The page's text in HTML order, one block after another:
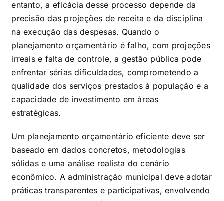
entanto, a eficácia desse processo depende da
precisão das projeções de receita e da disciplina
na execução das despesas. Quando o
planejamento orçamentário é falho, com projeções
irreais e falta de controle, a gestão pública pode
enfrentar sérias dificuldades, comprometendo a
qualidade dos serviços prestados à população e a
capacidade de investimento em áreas
estratégicas.
Um planejamento orçamentário eficiente deve ser
baseado em dados concretos, metodologias
sólidas e uma análise realista do cenário
econômico. A administração municipal deve adotar
práticas transparentes e participativas, envolvendo